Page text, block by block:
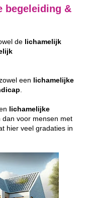
begeleiding &
de lichamelijk
een lichamelijke
lichamelijke
dan voor mensen met
hier veel gradaties in